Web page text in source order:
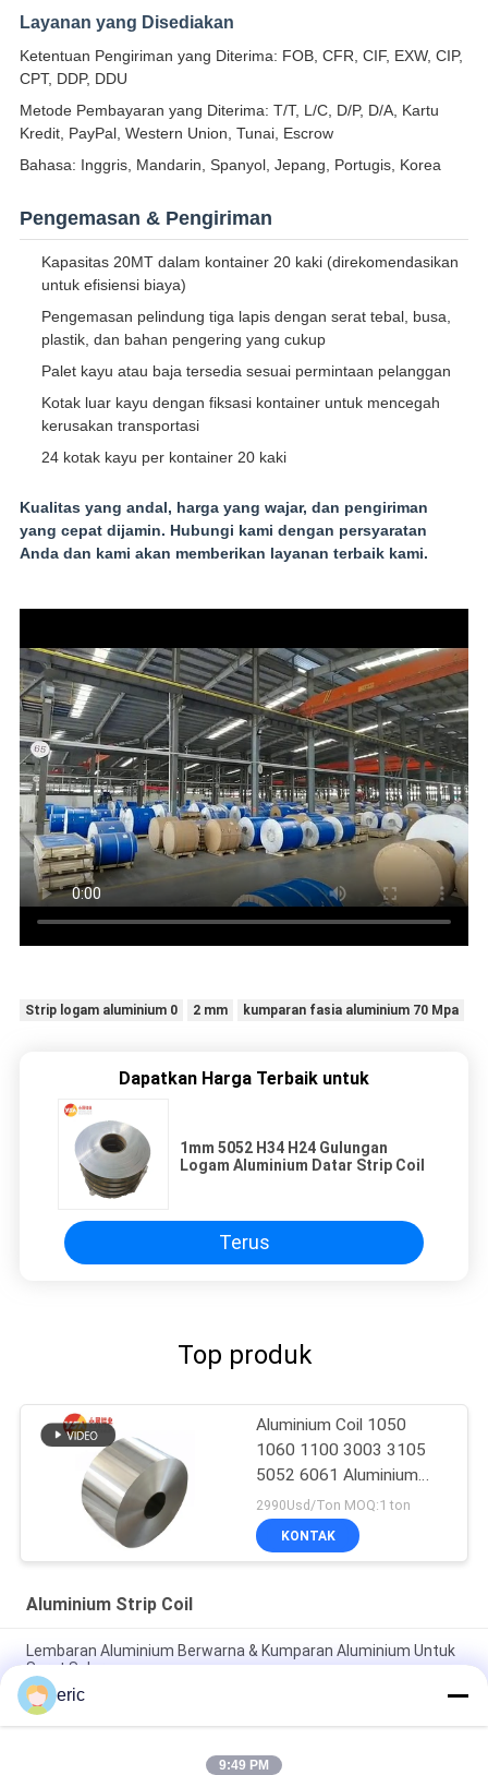
Layanan yang Disediakan
Ketentuan Pengiriman yang Diterima: FOB, CFR, CIF, EXW, CIP,
CPT, DDP, DDU
Metode Pembayaran yang Diterima: T/T, L/C, D/P, D/A, Kartu
Kredit, PayPal, Western Union, Tunai, Escrow
Bahasa: Inggris, Mandarin, Spanyol, Jepang, Portugis, Korea
Pengemasan & Pengiriman
Kapasitas 20MT dalam kontainer 20 kaki (direkomendasikan
untuk efisiensi biaya)
Pengemasan pelindung tiga lapis dengan serat tebal, busa,
plastik, dan bahan pengering yang cukup
Palet kayu atau baja tersedia sesuai permintaan pelanggan
Kotak luar kayu dengan fiksasi kontainer untuk mencegah
kerusakan transportasi
24 kotak kayu per kontainer 20 kaki
Kualitas yang andal, harga yang wajar, dan pengiriman
yang cepat dijamin. Hubungi kami dengan persyaratan
Anda dan kami akan memberikan layanan terbaik kami.
Strip logam aluminium 0 2 mm kumparan fasia aluminium 70 Mpa
Dapatkan Harga Terbaik untuk
1mm 5052 H34 H24 Gulungan
Logam Aluminium Datar Strip Coil
Terus
Top produk
Aluminium Coil 1050
1060 1100 3003 3105
5052 6061 Aluminium
Sheet Roll
2990Usd/Ton MOQ:1 ton
KONTAK
Aluminium Strip Coil
Lembaran Aluminium Berwarna & Kumparan Aluminium Untuk
Surat Saluran
Color Channelume Aluminium Strip Mirror Aluminium Channel
Letter Coil
eric
9:49 PM